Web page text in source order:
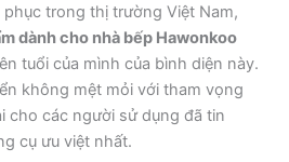
trong thị trường Việt Nam,
dành cho nhà bếp Hawonkoo
tuổi của mình của bình diện này.
không mệt mỏi với tham vọng
cho các người sử dụng đã tin
cụ ưu việt nhất.